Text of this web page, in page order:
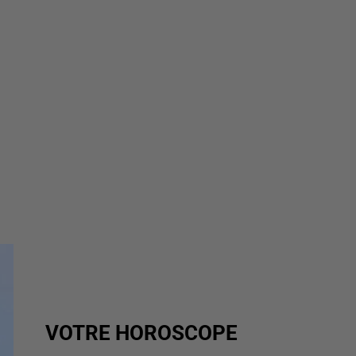
VOTRE HOROSCOPE